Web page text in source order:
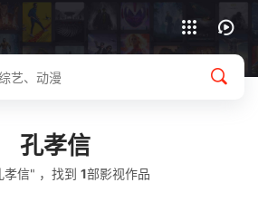
孔孝信
孝信" ，找到 1部影视作品